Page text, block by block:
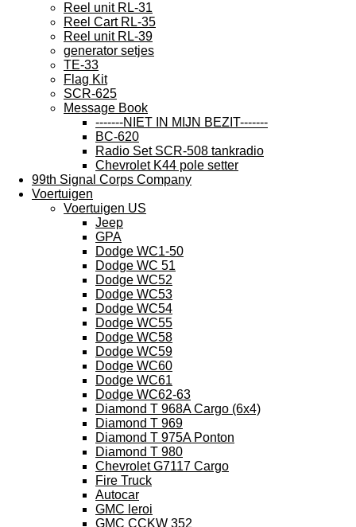
Reel unit RL-31
Reel Cart RL-35
Reel unit RL-39
generator setjes
TE-33
Flag Kit
SCR-625
Message Book
-------NIET IN MIJN BEZIT-------
BC-620
Radio Set SCR-508 tankradio
Chevrolet K44 pole setter
99th Signal Corps Company
Voertuigen
Voertuigen US
Jeep
GPA
Dodge WC1-50
Dodge WC 51
Dodge WC52
Dodge WC53
Dodge WC54
Dodge WC55
Dodge WC58
Dodge WC59
Dodge WC60
Dodge WC61
Dodge WC62-63
Diamond T 968A Cargo (6x4)
Diamond T 969
Diamond T 975A Ponton
Diamond T 980
Chevrolet G7117 Cargo
Fire Truck
Autocar
GMC leroi
GMC CCKW 352